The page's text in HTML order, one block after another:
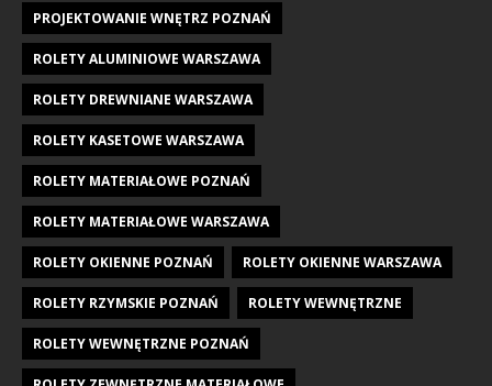
PROJEKTOWANIE WNĘTRZ POZNAŃ
ROLETY ALUMINIOWE WARSZAWA
ROLETY DREWNIANE WARSZAWA
ROLETY KASETOWE WARSZAWA
ROLETY MATERIAŁOWE POZNAŃ
ROLETY MATERIAŁOWE WARSZAWA
ROLETY OKIENNE POZNAŃ ROLETY OKIENNE WARSZAWA
ROLETY RZYMSKIE POZNAŃ ROLETY WEWNĘTRZNE
ROLETY WEWNĘTRZNE POZNAŃ